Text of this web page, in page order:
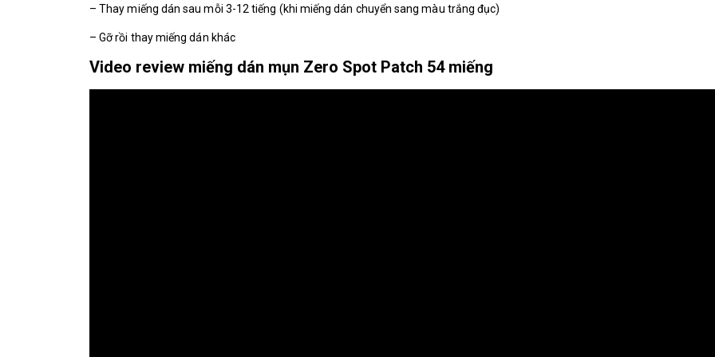
– Thay miếng dán sau mỗi 3-12 tiếng (khi miếng dán chuyển sang màu trắng đục)
– Gỡ rồi thay miếng dán khác
Video review miếng dán mụn Zero Spot Patch 54 miếng